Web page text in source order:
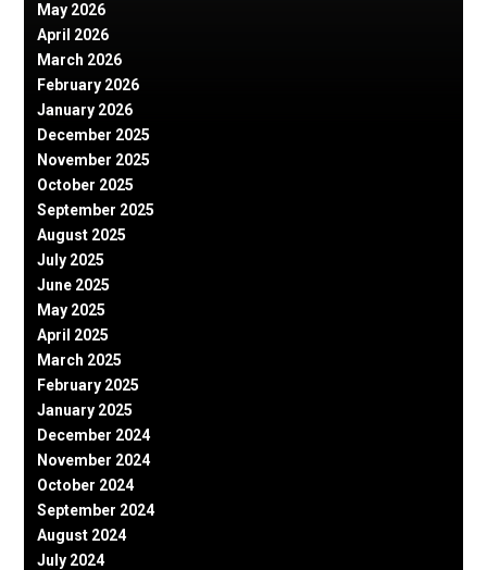
May 2026
April 2026
March 2026
February 2026
January 2026
December 2025
November 2025
October 2025
September 2025
August 2025
July 2025
June 2025
May 2025
April 2025
March 2025
February 2025
January 2025
December 2024
November 2024
October 2024
September 2024
August 2024
July 2024